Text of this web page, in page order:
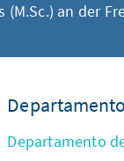
(M.Sc.) an der
Departamento
Departamento